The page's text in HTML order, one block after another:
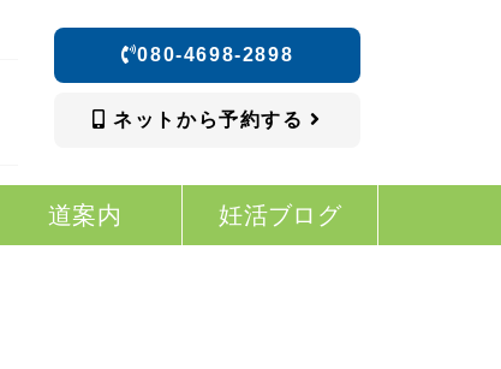
080-4698-2898
ネットから予約する
道案内 妊活ブログ